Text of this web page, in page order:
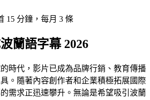
15 分鐘，每月 3 條
蘭語字幕 2026
時代，影片已成為品牌行銷、教育傳播
。隨著內容創作者和企業積極拓展國際
需求正迅速攀升。無論是希望吸引波蘭